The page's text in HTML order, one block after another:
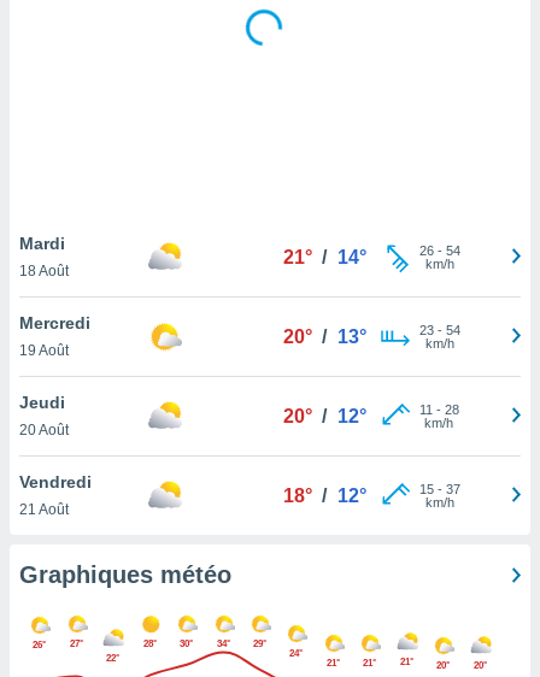
pas
de
à
cas,
que
sur le
ne
Mardi
18 Août
21° / 14° 26- 54
km/h
Mercredi
19 Août
20° / 13° 23- 54
km/h
Jeudi
20 Août
20° / 12° 11 - 28
km/h
Vendredi
21 Août
18° / 12° 15- 37
km/h
Graphiques météo
26°
27°
22°
28° 30° 34°
29°
24°
21°
21° 21° 20° 20°